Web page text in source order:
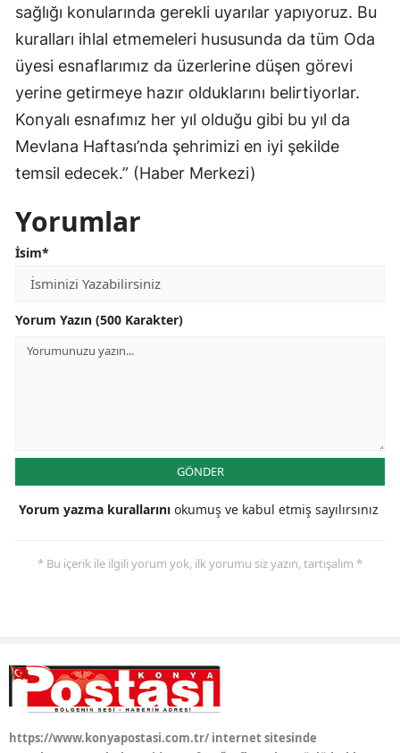
Muğla
Muş
Nevşehir
Niğde
Trabzon
Zonguldak
sağlığı konularında gerekli uyarılar yapıyoruz. Bu
kuralları ihlal etmemeleri hususunda da tüm Oda
üyesi esnaflarımız da üzerlerine düşen görevi
yerine getirmeye hazır olduklarını belirtiyorlar.
Konyalı esnafımız her yıl olduğu gibi bu yıl da
Mevlana Haftası’nda şehrimizi en iyi şekilde
temsil edecek.” (Haber Merkezi)
Yorumlar
İsim*
Yorum Yazın (500 Karakter)
GÖNDER
Yorum yazma kurallarını okumuş ve kabul etmiş sayılırsınız
* Bu içerik ile ilgili yorum yok, ilk yorumu siz yazın, tartışalım *
https://www.konyapostasi.com.tr/ internet sitesinde